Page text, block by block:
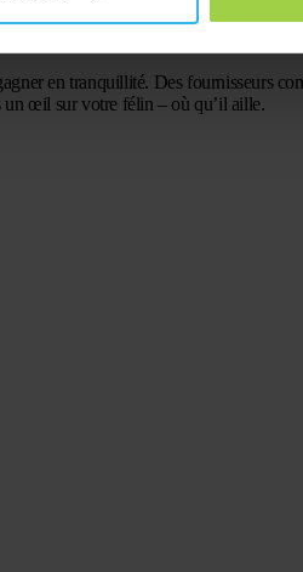
Grâce à la technologie moderne, les
collier gps chat sophistiqué, ces
en tranquillité. Des fournisseurs
un œil sur votre félin – où qu’il aille.